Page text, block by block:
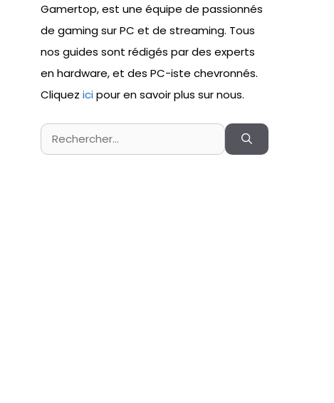
Gamertop, est une équipe de passionnés
de gaming sur PC et de streaming. Tous
nos guides sont rédigés par des experts
en hardware, et des PC-iste chevronnés.
Cliquez icipour en savoir plus sur nous.
Rechercher :